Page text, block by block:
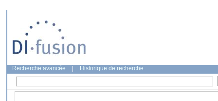
Recherche avancée Historique de recherche